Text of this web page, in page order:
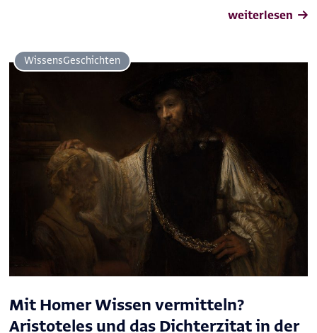
weiterlesen
Wissens­Geschichten
Mit Homer Wissen vermitteln?
Aristoteles und das Dichterzitat in der